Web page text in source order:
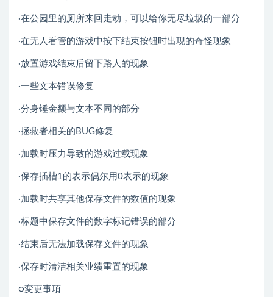
·在公园里的厕所来回走动，可以给你无尽垃圾的一部分
·在无人看管的游戏中按下结束按钮时出现的奇怪现象
·放置游戏结束后留下路人的现象
·一些文本错误修复
·分身锤金额与文本不同的部分
·拯救者相关的BUG修复
·加载时压力导致的游戏过载现象
·保存插槽1的表示偶尔用0表示的现象
·加载时共享其他保存文件的数值的现象
·标题中保存文件的数字标记错误的部分
·结束后无法加载保存文件的现象
·保存时清洁相关业绩重置的现象
○変更事項